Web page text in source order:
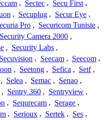
, Sectec , Secu First ,
, Secuplug , Secur Eye ,
Pro , Securicom Tunisie ,
Security Camera 2000 ,
, Security Labs ,
Secuvision , Seecam , Seecom ,
, Seetong , Sefica , Seif ,
, Selea , Semac , Senao ,
, Sentry 360 , Sentryview ,
, Sequrecam , Serage ,
, Serioux , Sertek , Ses ,